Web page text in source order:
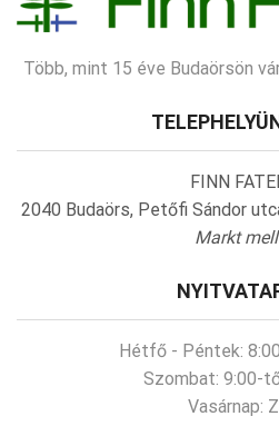
Több, mint 15 éve Budaörsön
FINN
2040 Budaörs, Petőfi Sándor
Markt
Hétfő - Péntek:
Szombat: 9:00-
Vasárnap: